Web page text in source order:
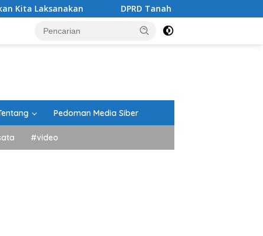
DPRD Tanah Datar Gelar Paripurna
Pedoman Media Siber
#video